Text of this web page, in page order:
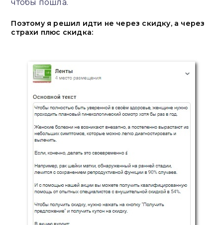
чтобы пошла.
Поэтому я решил идти не через скидку, а через
страхи плюс скидка: